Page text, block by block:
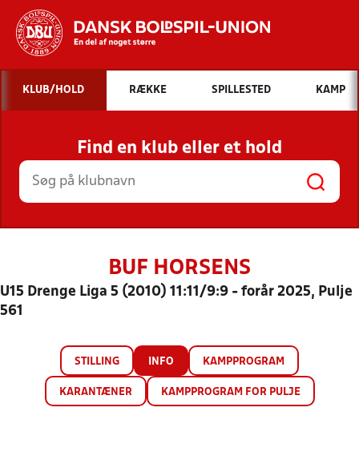
Hvad vil du søge efter?
INDHOLD OG NYHEDER
STILLINGER, RESULTATER, KLUBBER OG
HOLD
KLUB/HOLD RÆKKE SPILLESTED KAMP
Find en klub eller et hold
BUF HORSENS
U15 Drenge Liga 5 (2010) 11:11/9:9 - forår 2025, Pulje
561
STILLING INFO KAMPPROGRAM
KARANTÆNER KAMPPROGRAM FOR PULJE